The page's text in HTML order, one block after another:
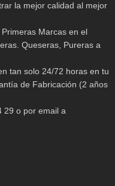
la mejor calidad al mejor
Marcas en el
Queseras, Pureras a
tan solo 24/72 horas en tu
de Fabricación (2 años
29 o por email a